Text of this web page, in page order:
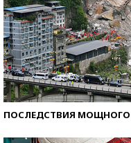
ПОСЛЕДСТВИЯ МОЩНОГО